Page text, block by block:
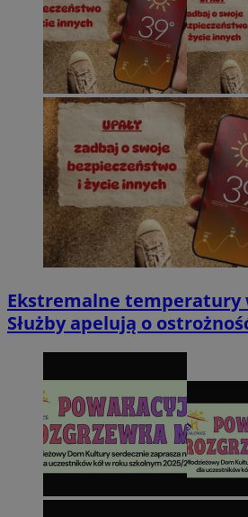
Ekstremalne temperatury
Służby apelują o